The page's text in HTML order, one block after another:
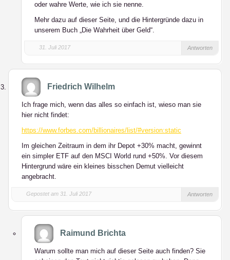
oder wahre Werte, wie ich sie nenne.
Mehr dazu auf dieser Seite, und die Hintergründe dazu in
unserem Buch „Die Wahrheit über Geld“.
31. Juli 2017 Antworten
Friedrich Wilhelm
Ich frage mich, wenn das alles so einfach ist, wieso man sie
hier nicht findet:
https://www.forbes.com/billionaires/list/#version:static
Im gleichen Zeitraum in dem ihr Depot +30% macht, gewinnt
ein simpler ETF auf den MSCI World rund +50%. Vor diesem
Hintergrund wäre ein kleines bisschen Demut vielleicht
angebracht.
Gepostet am 31. Juli 2017 Antworten
Raimund Brichta
Warum sollte man mich auf dieser Seite auch finden? Sie